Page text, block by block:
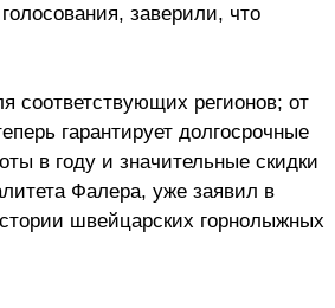
заверили, что
соответствующих регионов; от
гарантирует долгосрочные
в году и значительные скидки
Фалера, уже заявил в
швейцарских горнолыжных